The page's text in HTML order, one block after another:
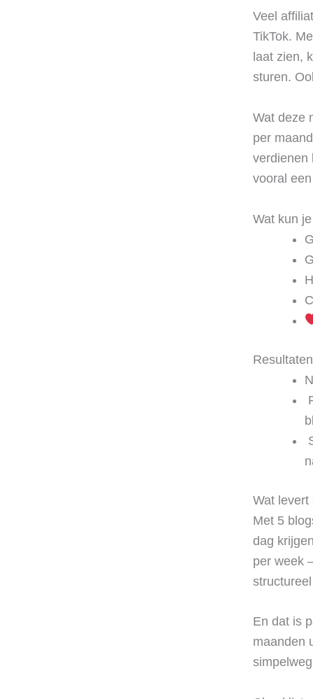
Veel
TikTok.
laat zien,
sturen.
Wat deze
per
verdienen
vooral
Wat kun
Wat levert
Met 5
dag
per week
En dat is
maanden